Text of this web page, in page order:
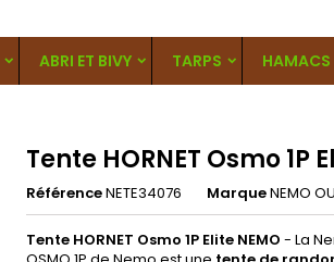
ABRI ET BIVY TARPS HAMACS
Tente HORNET Osmo 1P
RéférenceNETE34076 MarqueNEMO
Tente HORNET Osmo 1P Elite NEMO - La